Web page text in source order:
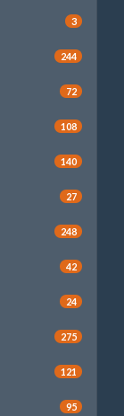
3
244
72
108
140
27
248
42
24
275
121
95